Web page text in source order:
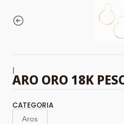
|
ARO ORO 18K
CATEGORIA
Aros